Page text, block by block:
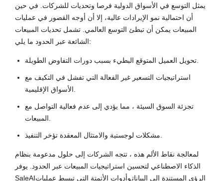
يمثل التوسع في الأسواق الدولية فرصا وتحديات للشركات. في حين
أن احتمالية نمو الإيرادات عالية، إلا أن أوجه القصور في عمليات
المبيعات يمكن أن تبطئ التوسع العالمي. تشمل تحديات المبيعات
الشائعة عبر الحدود ما يلي:
تحويل العميل المتوقع البطيء بسبب دورات التفاوض الطويلة.
استراتيجيات التسعير غير الفعالة التي تفشل في التكيف مع
الأسواق الإقليمية.
تجزئة السوق السيئة ، مما يؤدي إلى عدم فعالية التواصل مع
المبيعات.
مشكلات لوجستية والامتثال المعقدة تؤخر التنفيذ.
لمعالجة نقاط الألم هذه ، تتجه الشركات إلى حلول مدعومة بنظام
الذكاء الاصطناعي لتحسين استراتيجيات المبيعات عبر الحدود. يوفر
SaleAI
الرؤى المستندة إلى البياناتوأدوات الأتمتة التي تبسط عمليات